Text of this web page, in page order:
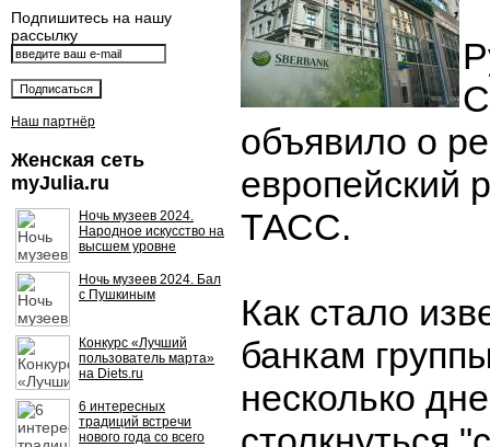
Подпишитесь на нашу
рассылку
Наш партнёр
Женская сеть
myJulia.ru
Ночь музеев 2024.
Народное искусство на
высшем уровне
Ночь музеев 2024. Бал
с Пушкиным
Конкурс «Лучший
пользователь марта»
на Diets.ru
6 интересных
традиций встречи
нового года со всего
объявило о
европейский
ТАСС.
Как стало
банкам
несколько